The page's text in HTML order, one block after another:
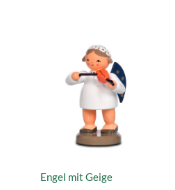
Engel mit Geige